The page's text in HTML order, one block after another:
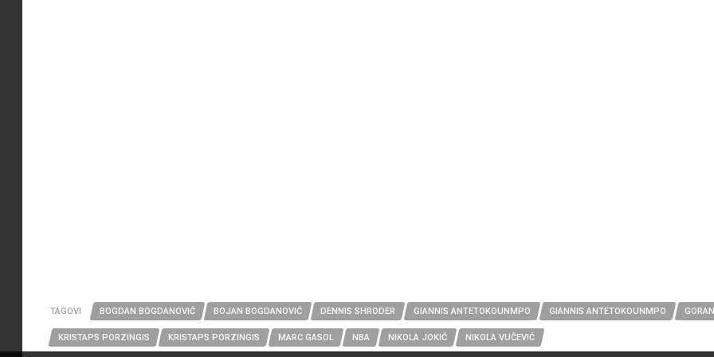
TAGOVI BOGDAN BOGDANOVIĆ BOJAN BOGDANOVIĆ DENNIS SHRODER GIANNIS ANTETOKOUNMPO GIANNIS ANTETOKOUNMPO
KRISTAPS PORZINGIS KRISTAPS PORZINGIS MARC GASOL NBA NIKOLA JOKIĆ NIKOLA VUČEVIĆ